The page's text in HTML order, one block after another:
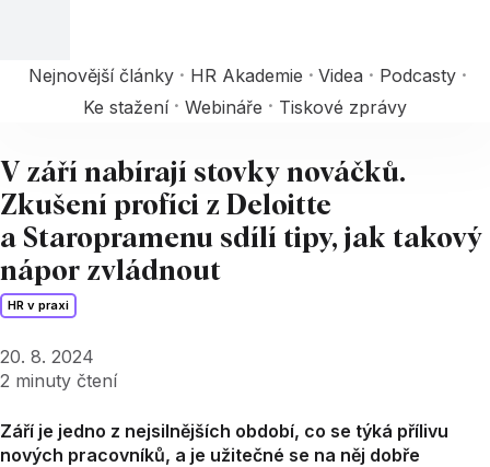
Nejnovější články HR Akademie Videa
Podcasty
Ke stažení
Webináře Tiskové zprávy
V září nabírají stovky nováčků.
Zkušení profíci z Deloitte
a Staropramenu sdílí tipy, jak takový
nápor zvládnout
HR v praxi
20. 8. 2024
2 minuty čtení
Září je jedno z nejsilnějších období, co se týká přílivu
nových pracovníků, a je užitečné se na něj dobře